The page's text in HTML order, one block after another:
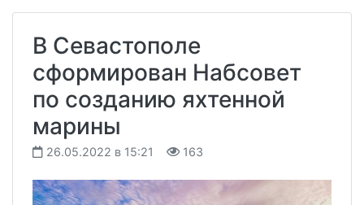
В Севастополе
сформирован Набсовет
по созданию яхтенной
марины
26.05.2022 в 15:21 163